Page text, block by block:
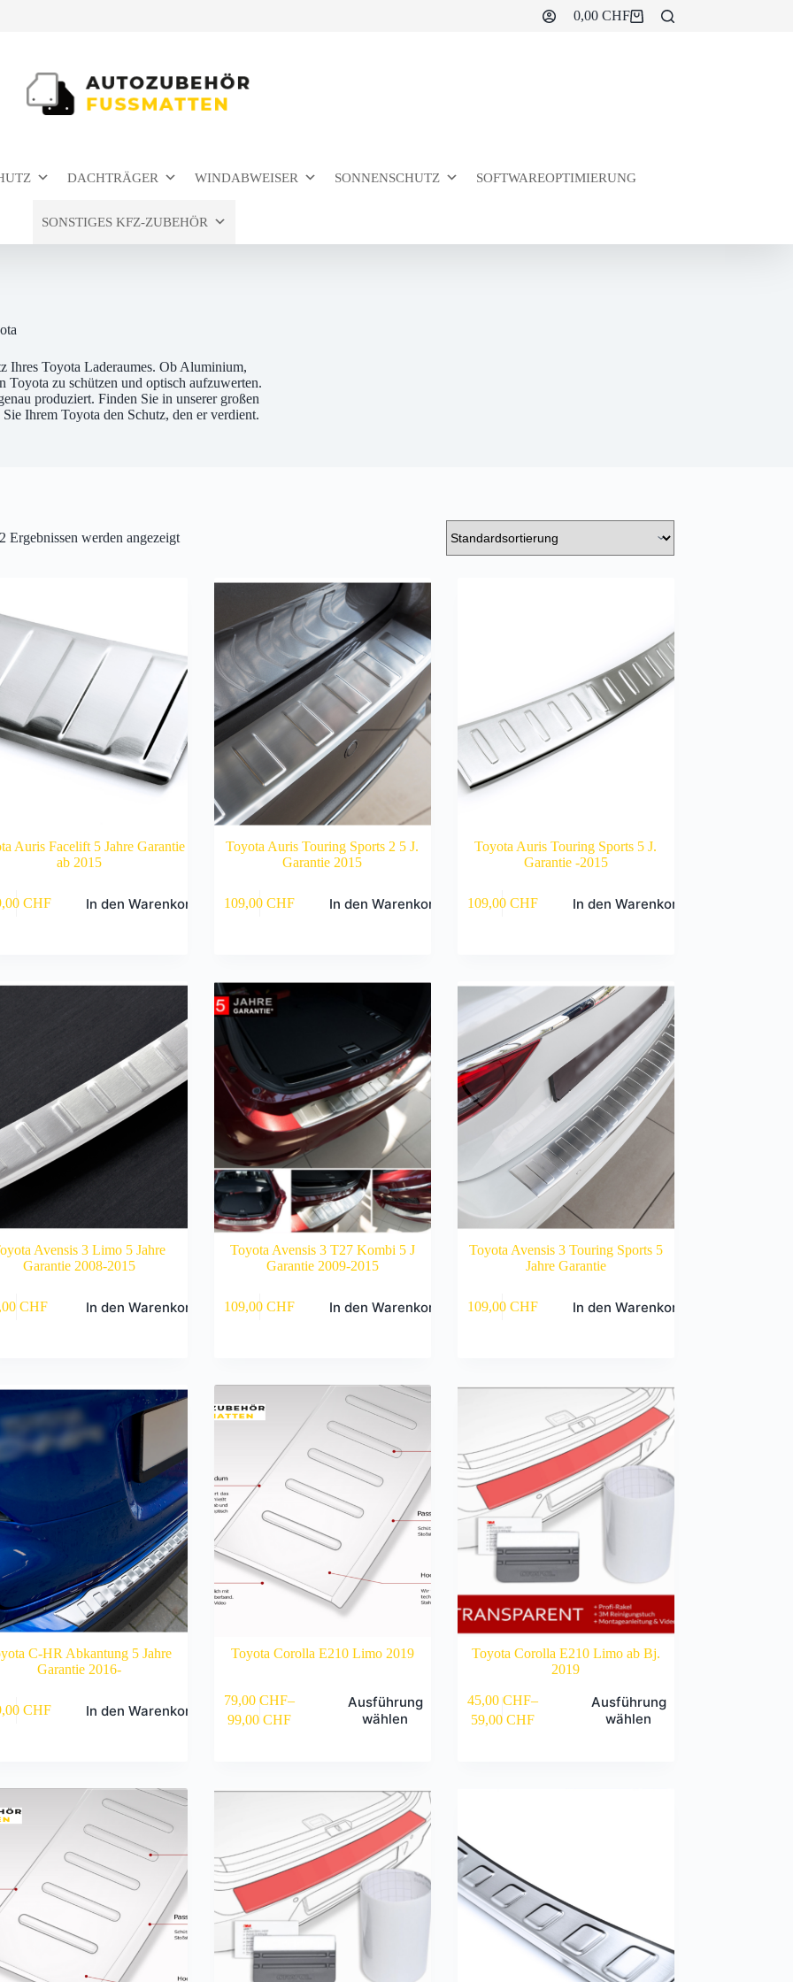
Warenkorb
0,00 CHF
DACHTRÄGER WINDABWEISER SONNENSCHUTZ SOFTWAREOPTIMIERUNG
SONSTIGES KFZ-ZUBEHÖR
Ihres Toyota Laderaumes. Ob Aluminium,
zu schützen und optisch aufzuwerten.
produziert. Finden Sie in unserer großen
Ihrem Toyota den Schutz, den er verdient.
Ergebnissen werden angezeigt
Auris Facelift 5 Jahre Garantie
ab 2015
CHF In den Warenkorb
Toyota Auris Touring Sports 2 5 J.
Garantie 2015
109,00CHF In den Warenkorb
Toyota Auris Touring Sports 5 J.
Garantie -2015
109,00 CHF In den Warenkorb
Avensis 3 Limo 5 Jahre
Garantie 2008-2015
CHF In den Warenkorb
Toyota Avensis 3 T27 Kombi 5 J
Garantie 2009-2015
109,00CHF In den Warenkorb
Toyota Avensis 3 Touring Sports 5
Jahre Garantie
109,00 CHF In den Warenkorb
C-HR Abkantung 5 Jahre
Garantie 2016-
CHF In den Warenkorb
Toyota Corolla E210 Limo 2019
79,00CHF–
99,00CHF
Ausführung
wählen
Dieses
Produkt
weist
Die
der
Produktseite
gewählt
werden
Toyota Corolla E210 Limo ab Bj.
2019
45,00 CHF–
59,00 CHF
Ausführung
wählen
Dieses
Produkt
weist
auf
der
Produktseite
gewählt
werden